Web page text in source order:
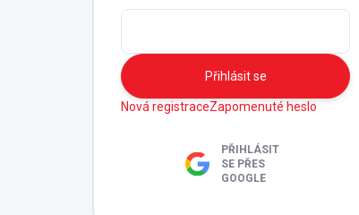
Přihlásit se
Nová registraceZapomenuté heslo
PŘIHLÁSIT
SE PŘES
GOOGLE